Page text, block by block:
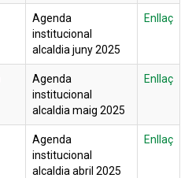
Agenda
institucional
alcaldia juny 2025
Enllaç
Agenda
institucional
alcaldia maig 2025
Enllaç
Agenda
institucional
alcaldia abril 2025
Enllaç